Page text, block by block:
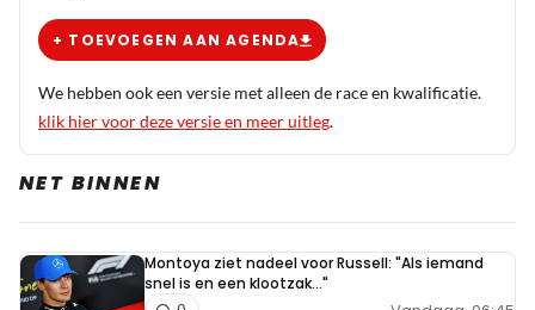
+ TOEVOEGEN AAN AGENDA
We hebben ook een versie met alleen de race en kwalificatie.
klik hier voor deze versie en meer uitleg.
NET BINNEN
Montoya ziet nadeel voor Russell: "Als iemand
snel is en een klootzak..."